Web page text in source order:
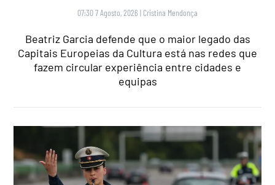
07:30 7 Agosto, 2026 | Cristina Mendonça
Beatriz Garcia defende que o maior legado das
Capitais Europeias da Cultura está nas redes que
fazem circular experiência entre cidades e
equipas